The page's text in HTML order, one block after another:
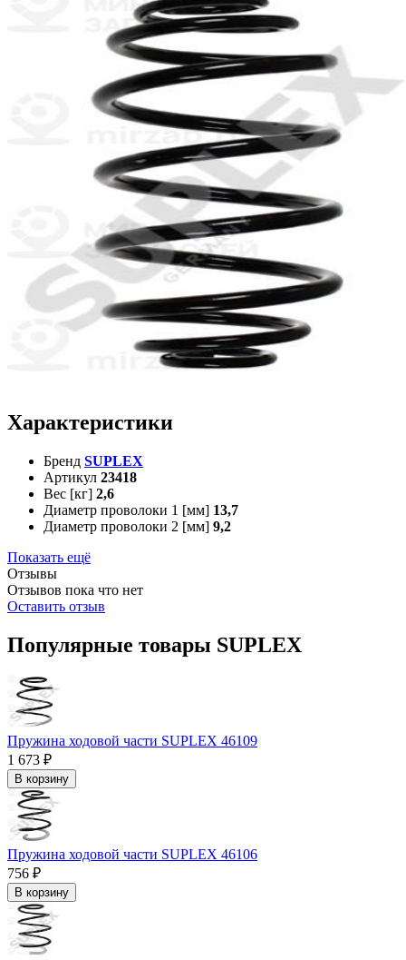
Характеристики
Бренд SUPLEX
Артикул 23418
Вес [кг] 2,6
Диаметр проволоки 1 [мм] 13,7
Диаметр проволоки 2 [мм] 9,2
Показать ещё
Отзывы
Отзывов пока что нет
Оставить отзыв
Популярные товары SUPLEX
Пружина ходовой части SUPLEX 46109
1 673 ₽
В корзину
Пружина ходовой части SUPLEX 46106
756 ₽
В корзину